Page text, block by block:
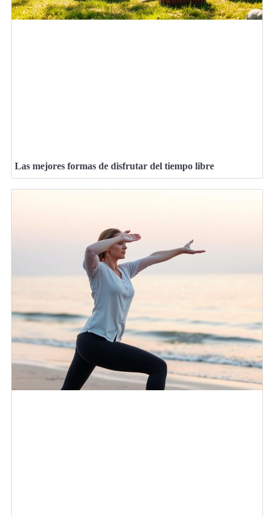
Las mejores formas de disfrutar del tiempo libre